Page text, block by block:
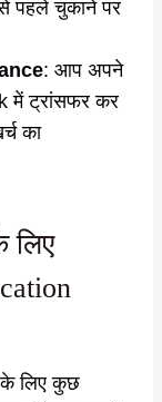
पहले चुकाने पर
: आप अपने
में ट्रांसफर कर
का
लिए
लिए कुछ